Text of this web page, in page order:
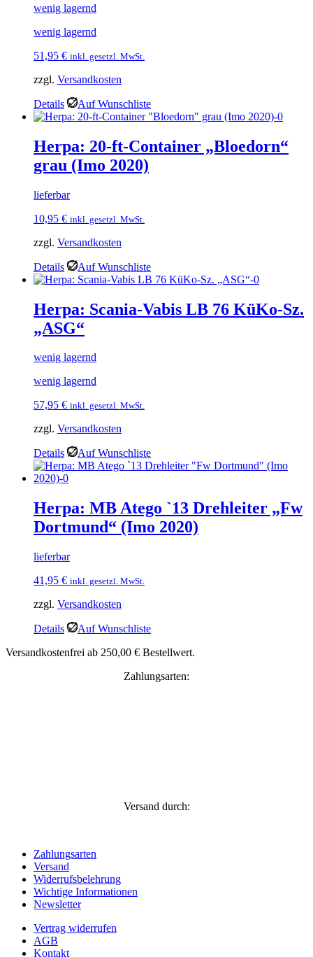
wenig lagernd
wenig lagernd
51,95 € inkl. gesetzl. MwSt.
zzgl. Versandkosten
Details Auf Wunschliste
Herpa: 20-ft-Container „Bloedorn“
grau (Imo 2020)
lieferbar
10,95 € inkl. gesetzl. MwSt.
zzgl. Versandkosten
Details Auf Wunschliste
Herpa: Scania-Vabis LB 76 KüKo-Sz.
„ASG“
wenig lagernd
wenig lagernd
57,95 € inkl. gesetzl. MwSt.
zzgl. Versandkosten
Details Auf Wunschliste
Herpa: MB Atego `13 Drehleiter „Fw
Dortmund“ (Imo 2020)
lieferbar
41,95 € inkl. gesetzl. MwSt.
zzgl. Versandkosten
Details
Auf Wunschliste
Versandkostenfrei ab 250,00 € Bestellwert.
Zahlungsarten:
Versand durch:
Zahlungsarten
Versand
Widerrufsbelehrung
Wichtige Informationen
Newsletter
Vertrag widerrufen
AGB
Kontakt